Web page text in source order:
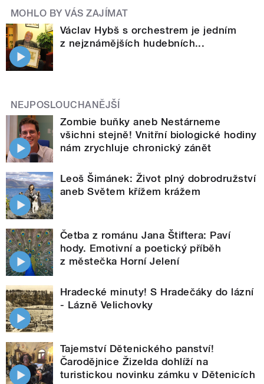
MOHLO BY VÁS ZAJÍMAT
Václav Hybš s orchestrem je jedním
z nejznámějších hudebních...
NEJPOSLOUCHANĚJŠÍ
Zombie buňky aneb Nestárneme
všichni stejně! Vnitřní biologické hodiny
nám zrychluje chronický zánět
Leoš Šimánek: Život plný dobrodružství
aneb Světem křížem krážem
Četba z románu Jana Štiftera: Paví
hody. Emotivní a poetický příběh
z městečka Horní Jelení
Hradecké minuty! S Hradečáky do lázní
- Lázně Velichovky
Tajemství Dětenického panství!
Čarodějnice Žizelda dohlíží na
turistickou novinku zámku v Dětenicích